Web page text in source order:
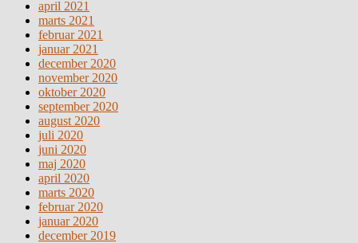
april 2021
marts 2021
februar 2021
januar 2021
december 2020
november 2020
oktober 2020
september 2020
august 2020
juli 2020
juni 2020
maj 2020
april 2020
marts 2020
februar 2020
januar 2020
december 2019